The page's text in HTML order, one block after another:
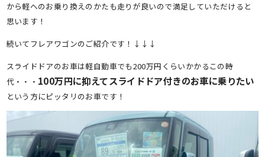
から軽へのお乗り換えのかたも走りが良いので満足していただけると
思います！
続いてフレアワゴンのご紹介です！↓↓↓
スライドドアのお車は軽自動車でも200万円くらいかかるこの時
代・・・ 100万円に抑えてスライドドア付きのお車に乗りたい
という方にピッタリのお車です！